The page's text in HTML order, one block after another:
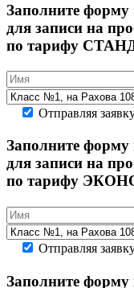
Заполните форму
для записи на
по тарифу
Отправляя
Заполните форму
для записи на
по тарифу
Отправляя
Заполните форму